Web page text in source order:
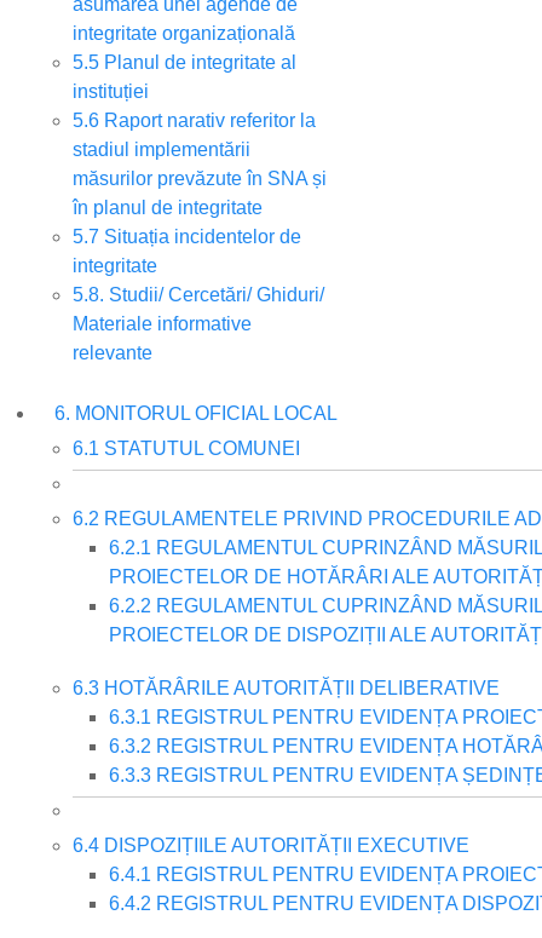
integritate organizațională
5.5 Planul de integritate al
instituției
5.6 Raport narativ referitor la
stadiul implementării
măsurilor prevăzute în SNA și
în planul de integritate
5.7 Situația incidentelor de
integritate
5.8. Studii/ Cercetări/ Ghiduri/
Materiale informative
relevante
6. MONITORUL OFICIAL LOCAL
6.1 STATUTUL COMUNEI
6.2 REGULAMENTELE PRIVIND PROCEDURILE
6.2.1 REGULAMENTUL CUPRINZÂND
PROIECTELOR DE HOTĂRÂRI ALE
6.2.2 REGULAMENTUL CUPRINZÂND
PROIECTELOR DE DISPOZIȚII ALE
6.3 HOTĂRÂRILE AUTORITĂȚII DELIBERATIVE
6.3.1 REGISTRUL PENTRU EVIDENȚA
6.3.2 REGISTRUL PENTRU EVIDENȚA
6.3.3 REGISTRUL PENTRU EVIDENȚA
6.4 DISPOZIȚIILE AUTORITĂȚII EXECUTIVE
6.4.1 REGISTRUL PENTRU EVIDENȚA
6.4.2 REGISTRUL PENTRU EVIDENȚA